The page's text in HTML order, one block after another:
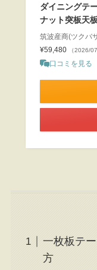
ダイニングテ
ナット突板天
筑波産商(ツクバ
¥59,480
（2026/
口コミを見る
一枚板テ
方